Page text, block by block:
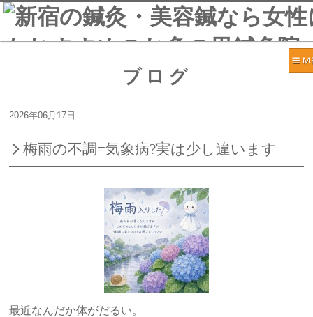
ブログ
2026年06月17日
梅雨の不調=気象病?実は少し違います
最近なんだか体がだるい。